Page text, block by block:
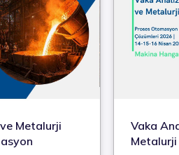
Metalurji
Vaka